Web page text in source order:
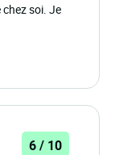
chez soi. Je
6 / 10